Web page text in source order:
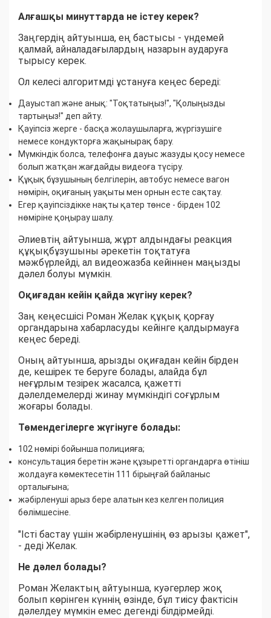
Алғашқы минуттарда не істеу керек?
Заңгердің айтуынша, ең бастысы - үндемей
қалмай, айналадағылардың назарын аударуға
тырысу керек.
Ол келесі алгоритмді ұстануға кеңес береді:
Дауыстап және анық: "Тоқтатыңыз!", "Қолыңызды
тартыңыз!" деп айту.
Қауіпсіз жерге - басқа жолаушыларға, жүргізушіге
немесе кондукторға жақынырақ бару.
Мүмкіндік болса, телефонға дауыс жазуды қосу немесе
болып жатқан жағдайды видеоға түсіру.
Құқық бұзушының белгілерін, автобус немесе вагон
нөмірін, оқиғаның уақыты мен орнын есте сақтау.
Егер қауіпсіздікке нақты қатер төнсе - бірден 102
нөміріне қоңырау шалу.
Әлиевтің айтуынша, жұрт алдындағы реакция
құқықбұзушыны әрекетін тоқтатуға
мәжбүрлейді, ал видеожазба кейіннен маңызды
дәлел болуы мүмкін.
Оқиғадан кейін қайда жүгіну керек?
Заң кеңесшісі Роман Желак құқық қорғау
органдарына хабарласуды кейінге қалдырмауға
кеңес береді.
Оның айтуынша, арызды оқиғадан кейін бірден
де, кешірек те беруге болады, алайда бұл
неғұрлым тезірек жасалса, қажетті
дәлелдемелерді жинау мүмкіндігі соғұрлым
жоғары болады.
Төмендегілерге жүгінуге болады:
102 нөмірі бойынша полицияға;
консультация беретін және құзыретті органдарға өтініш
жолдауға көмектесетін 111 бірыңғай байланыс
орталығына;
жәбірленуші арыз бере алатын кез келген полиция
бөлімшесіне.
"Істі бастау үшін жәбірленушінің өз арызы қажет",
- деді Желак.
Не дәлел болады?
Роман Желактың айтуынша, куәгерлер жоқ
болып көрінген күннің өзінде, бұл тиісу фактісін
дәлелдеу мүмкін емес дегенді білдірмейді.